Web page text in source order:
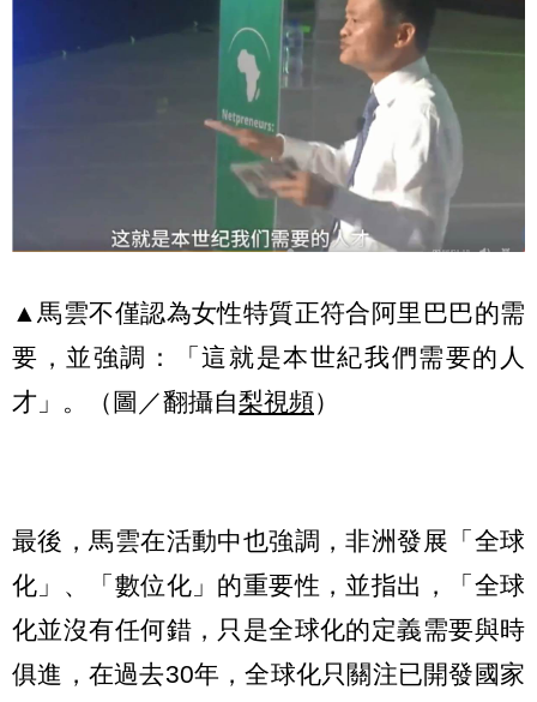
▲馬雲不僅認為女性特質正符合阿里巴巴的需
要，並強調：「這就是本世紀我們需要的人
才」。（圖／翻攝自梨視頻）
最後，馬雲在活動中也強調，非洲發展「全球
化」、「數位化」的重要性，並指出，「全球
化並沒有任何錯，只是全球化的定義需要與時
俱進，在過去30年，全球化只關注已開發國家